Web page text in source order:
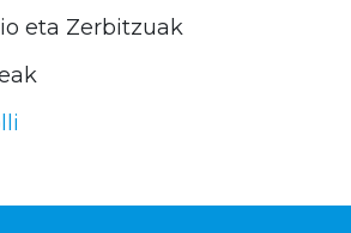
eta Zerbitzuak